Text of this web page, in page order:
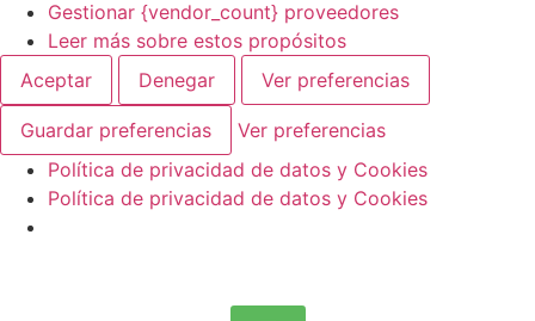
Gestionar {vendor_count} proveedores
Leer más sobre estos propósitos
Aceptar
Denegar Ver preferencias
Guardar preferencias
Ver preferencias
Política de privacidad de datos y Cookies
Política de privacidad de datos y Cookies